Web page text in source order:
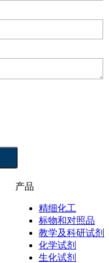
产品
精细化工
标物和对照品
教学及科研试剂
化学试剂
生化试剂